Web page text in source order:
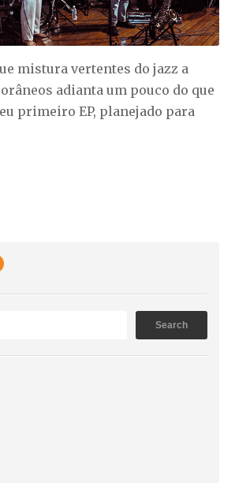
mistura vertentes do jazz a
adianta um pouco do que
primeiro EP, planejado para